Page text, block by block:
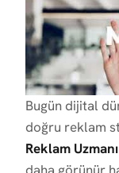
Bugün dijital
doğru reklam
Reklam Uzmanı